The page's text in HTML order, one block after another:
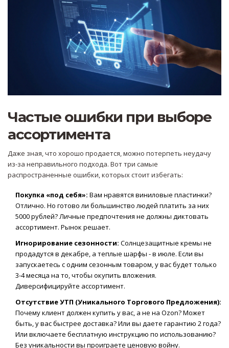
Частые ошибки при выборе
ассортимента
Даже зная, что хорошо продается, можно потерпеть неудачу
из-за неправильного подхода. Вот три самые
распространенные ошибки, которых стоит избегать:
Покупка «под себя»: Вам нравятся виниловые пластинки?
Отлично. Но готово ли большинство людей платить за них
5000 рублей? Личные предпочтения не должны диктовать
ассортимент. Рынок решает.
Игнорирование сезонности: Солнцезащитные кремы не
продадутся в декабре, а теплые шарфы - в июле. Если вы
запускаетесь с одним сезонным товаром, у вас будет только
3-4 месяца на то, чтобы окупить вложения.
Диверсифицируйте ассортимент.
Отсутствие УТП (Уникального Торгового Предложения):
Почему клиент должен купить у вас, а не на Ozon? Может
быть, у вас быстрее доставка? Или вы даете гарантию 2 года?
Или включаете бесплатную инструкцию по использованию?
Без уникальности вы проиграете ценовую войну.